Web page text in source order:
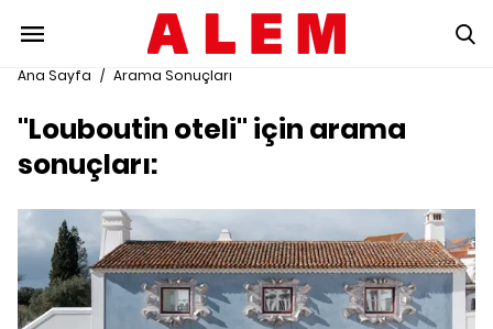
Ana Sayfa / Arama Sonuçları
"Louboutin oteli" için arama
sonuçları: